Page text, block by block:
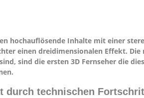
hochauflösende Inhalte mit einer
einen dreidimensionalen Effekt. Die
sind die ersten 3D Fernseher die
durch technischen